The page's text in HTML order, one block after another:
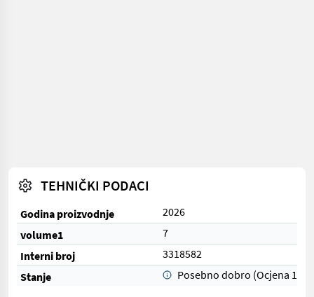
TEHNIČKI PODACI
Godina proizvodnje
2026
volume1
7
Interni broj
3318582
Stanje
Posebno dobro (Ocjena 1)